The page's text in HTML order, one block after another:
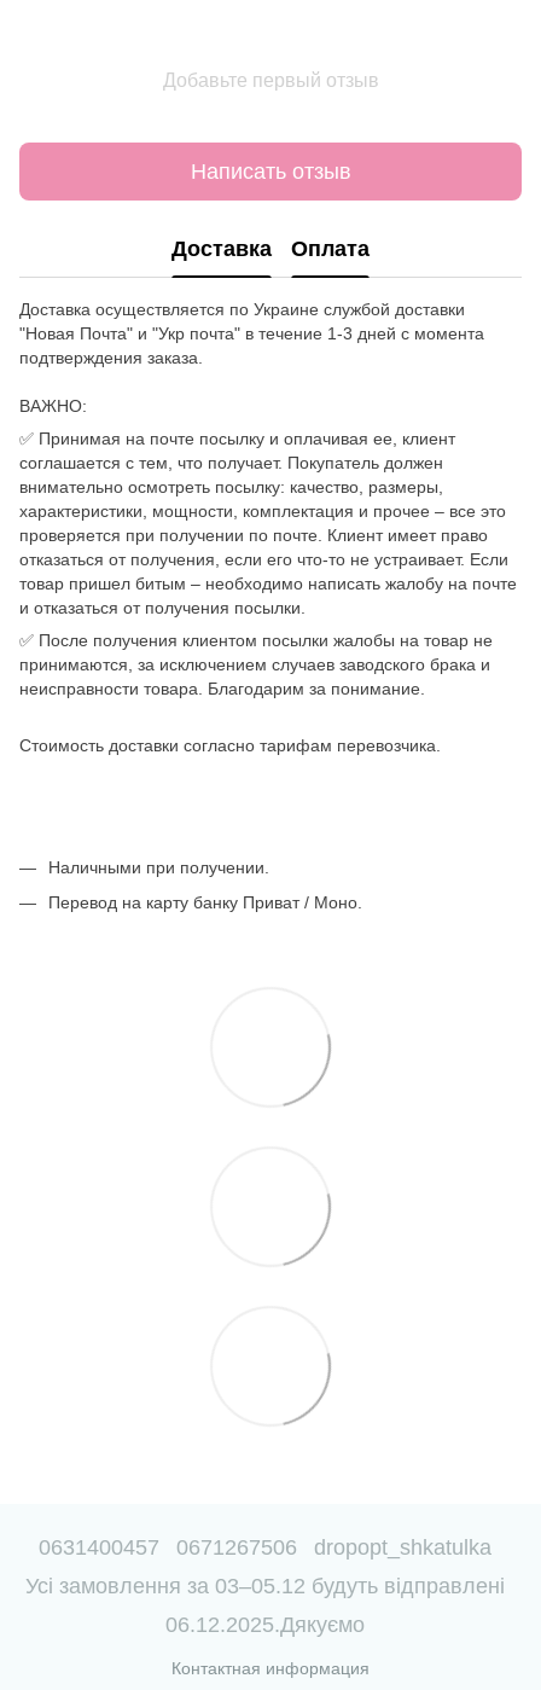
Добавьте первый отзыв
Написать отзыв
Доставка Оплата
Доставка осуществляется по Украине службой доставки
"Новая Почта" и "Укр почта" в течение 1-3 дней с момента
подтверждения заказа.
ВАЖНО:
✅ Принимая на почте посылку и оплачивая ее, клиент
соглашается с тем, что получает. Покупатель должен
внимательно осмотреть посылку: качество, размеры,
характеристики, мощности, комплектация и прочее – все это
проверяется при получении по почте. Клиент имеет право
отказаться от получения, если его что-то не устраивает. Если
товар пришел битым – необходимо написать жалобу на почте
и отказаться от получения посылки.
✅ После получения клиентом посылки жалобы на товар не
принимаются, за исключением случаев заводского брака и
неисправности товара. Благодарим за понимание.
Стоимость доставки согласно тарифам перевозчика.
Наличными при получении.
Перевод на карту банку Приват / Моно.
0631400457 0671267506
dropopt_shkatulka
Усі замовлення за 03–05.12 будуть відправлені
06.12.2025.Дякуємо
Контактная информация